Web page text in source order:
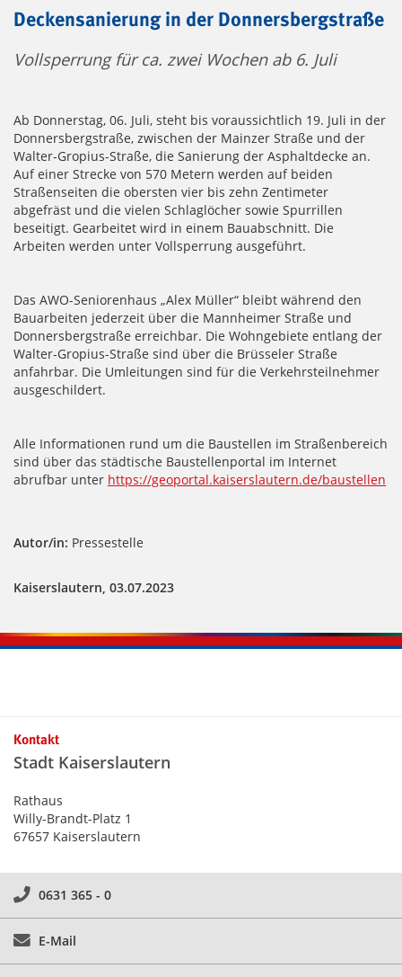
Deckensanierung in der Donnersbergstraße
Vollsperrung für ca. zwei Wochen ab 6. Juli
Ab Donnerstag, 06. Juli, steht bis voraussichtlich 19. Juli in der
Donnersbergstraße, zwischen der Mainzer Straße und der
Walter-Gropius-Straße, die Sanierung der Asphaltdecke an.
Auf einer Strecke von 570 Metern werden auf beiden
Straßenseiten die obersten vier bis zehn Zentimeter
abgefräst und die vielen Schlaglöcher sowie Spurrillen
beseitigt. Gearbeitet wird in einem Bauabschnitt. Die
Arbeiten werden unter Vollsperrung ausgeführt.
Das AWO-Seniorenhaus „Alex Müller“ bleibt während den
Bauarbeiten jederzeit über die Mannheimer Straße und
Donnersbergstraße erreichbar. Die Wohngebiete entlang der
Walter-Gropius-Straße sind über die Brüsseler Straße
anfahrbar. Die Umleitungen sind für die Verkehrsteilnehmer
ausgeschildert.
Alle Informationen rund um die Baustellen im Straßenbereich
sind über das städtische Baustellenportal im Internet
abrufbar unter https://geoportal.kaiserslautern.de/baustellen
Autor/in: Pressestelle
Kaiserslautern, 03.07.2023
Kontakt
Stadt Kaiserslautern
Rathaus
Willy-Brandt-Platz 1
67657 Kaiserslautern
0631 365 - 0
E-Mail